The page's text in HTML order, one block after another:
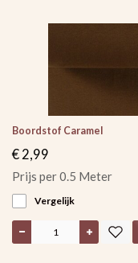
Boordstof Caramel
€ 2,99
Prijs per 0.5 Meter
Vergelijk